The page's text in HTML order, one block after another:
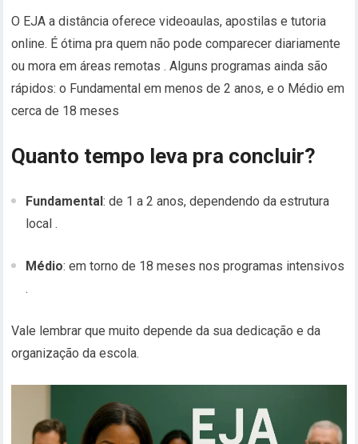
O EJA a distância oferece videoaulas, apostilas e tutoria
online. É ótima pra quem não pode comparecer diariamente
ou mora em áreas remotas .Alguns programas ainda são
rápidos: o Fundamental em menos de 2 anos, e o Médio em
cerca de 18 meses
Quanto tempo leva pra concluir?
Fundamental: de 1 a 2 anos, dependendo da estrutura
local .
Médio: em torno de 18 meses nos programas intensivos
.
Vale lembrar que muito depende da sua dedicação e da
organização da escola.